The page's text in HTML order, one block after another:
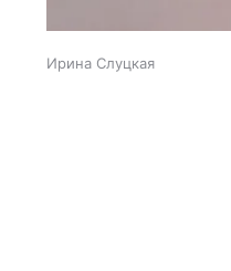
Ирина Слуцкая